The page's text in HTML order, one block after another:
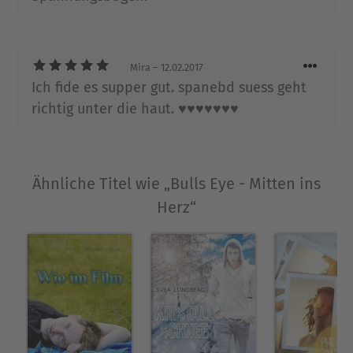
Mira – 12.02.2017
Ich fide es supper gut. spanebd suess geht
richtig unter die haut. ♥♥♥♥♥♥♥
Ähnliche Titel wie „Bulls Eye - Mitten ins
Herz“